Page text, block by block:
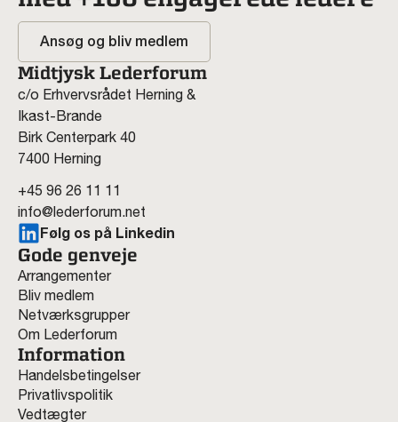
Ansøg og bliv medlem
Midtjysk Lederforum
c/o Erhvervsrådet Herning &
Ikast-Brande
Birk Centerpark 40
7400 Herning
+45 96 26 11 11
info@lederforum.net
Følg os på Linkedin
Gode genveje
Arrangementer
Bliv medlem
Netværksgrupper
Om Lederforum
Information
Handelsbetingelser
Privatlivspolitik
Vedtægter